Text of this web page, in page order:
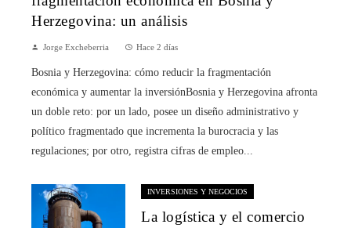
Herzegovina: un análisis
Jorge Excheberria Hace 2 días
Bosnia y Herzegovina: cómo reducir la fragmentación
económica y aumentar la inversiónBosnia y Herzegovina afronta
un doble reto: por un lado, posee un diseño administrativo y
político fragmentado que incrementa la burocracia y las
regulaciones; por otro, registra cifras de empleo...
INVERSIONES Y NEGOCIOS
La logística y el comercio